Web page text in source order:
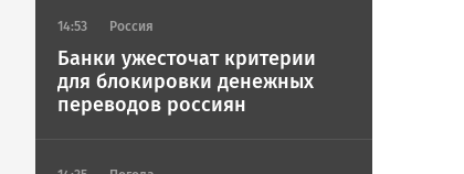
14:53 Россия
Банки ужесточат критерии
для блокировки денежных
переводов россиян